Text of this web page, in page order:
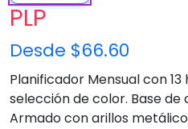
PLP
Desde $66.60
Planificador Mensual con
selección de color. Base
Armado con arillos